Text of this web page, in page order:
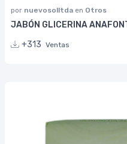
por nuevosolltda en Otros
JABÓN GLICERINA
+313 Ventas